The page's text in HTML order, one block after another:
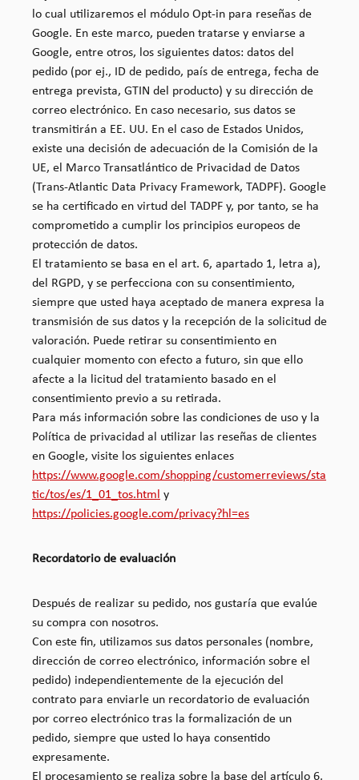
lo cual utilizaremos el módulo Opt-in para reseñas de
Google. En este marco, pueden tratarse y enviarse a
Google, entre otros, los siguientes datos: datos del
pedido (por ej., ID de pedido, país de entrega, fecha de
entrega prevista, GTIN del producto) y su dirección de
correo electrónico. En caso necesario, sus datos se
transmitirán a EE. UU. En el caso de Estados Unidos,
existe una decisión de adecuación de la Comisión de la
UE, el Marco Transatlántico de Privacidad de Datos
(Trans-Atlantic Data Privacy Framework, TADPF). Google
se ha certificado en virtud del TADPF y, por tanto, se ha
comprometido a cumplir los principios europeos de
protección de datos.
El tratamiento se basa en el art. 6, apartado 1, letra a),
del RGPD, y se perfecciona con su consentimiento,
siempre que usted haya aceptado de manera expresa la
transmisión de sus datos y la recepción de la solicitud de
valoración. Puede retirar su consentimiento en
cualquier momento con efecto a futuro, sin que ello
afecte a la licitud del tratamiento basado en el
consentimiento previo a su retirada.
Para más información sobre las condiciones de uso y la
Política de privacidad al utilizar las reseñas de clientes
en Google, visite los siguientes enlaces
https://www.google.com/shopping/customerreviews/sta
tic/tos/es/1_01_tos.html y
https://policies.google.com/privacy?hl=es
Recordatorio de evaluación
Después de realizar su pedido, nos gustaría que evalúe
su compra con nosotros.
Con este fin, utilizamos sus datos personales (nombre,
dirección de correo electrónico, información sobre el
pedido) independientemente de la ejecución del
contrato para enviarle un recordatorio de evaluación
por correo electrónico tras la formalización de un
pedido, siempre que usted lo haya consentido
expresamente.
El procesamiento se realiza sobre la base del artículo 6,